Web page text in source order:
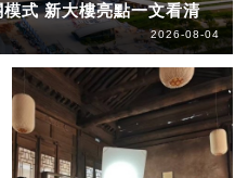
式 新大樓亮點一文看清
2026-08-04